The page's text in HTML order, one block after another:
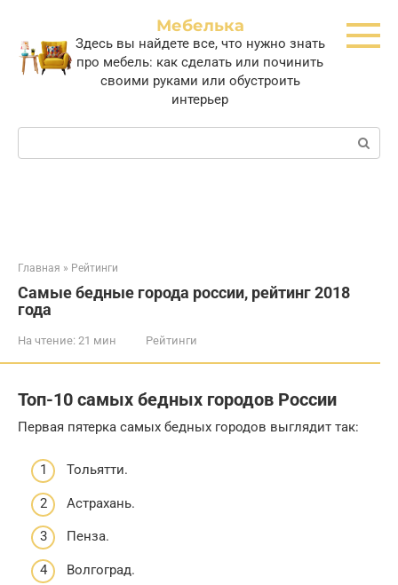
контенту
Мебелька
Здесь вы найдете все, что нужно знать
про мебель: как сделать или починить
своими руками или обустроить
интерьер
Поиск:
Главная » Рейтинги
Самые бедные города россии, рейтинг 2018
года
На чтение: 21 мин Рейтинги
Топ-10 самых бедных городов России
Первая пятерка самых бедных городов выглядит так:
Тольятти.
Астрахань.
Пенза.
Волгоград.